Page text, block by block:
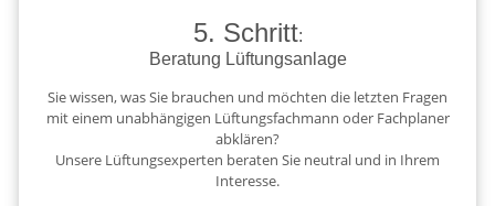
5. Schritt:
Beratung Lüftungsanlage
Sie wissen, was Sie brauchen und möchten die letzten Fragen
mit einem unabhängigen Lüftungsfachmann oder Fachplaner
abklären?
Unsere Lüftungsexperten beraten Sie neutral und in Ihrem
Interesse.